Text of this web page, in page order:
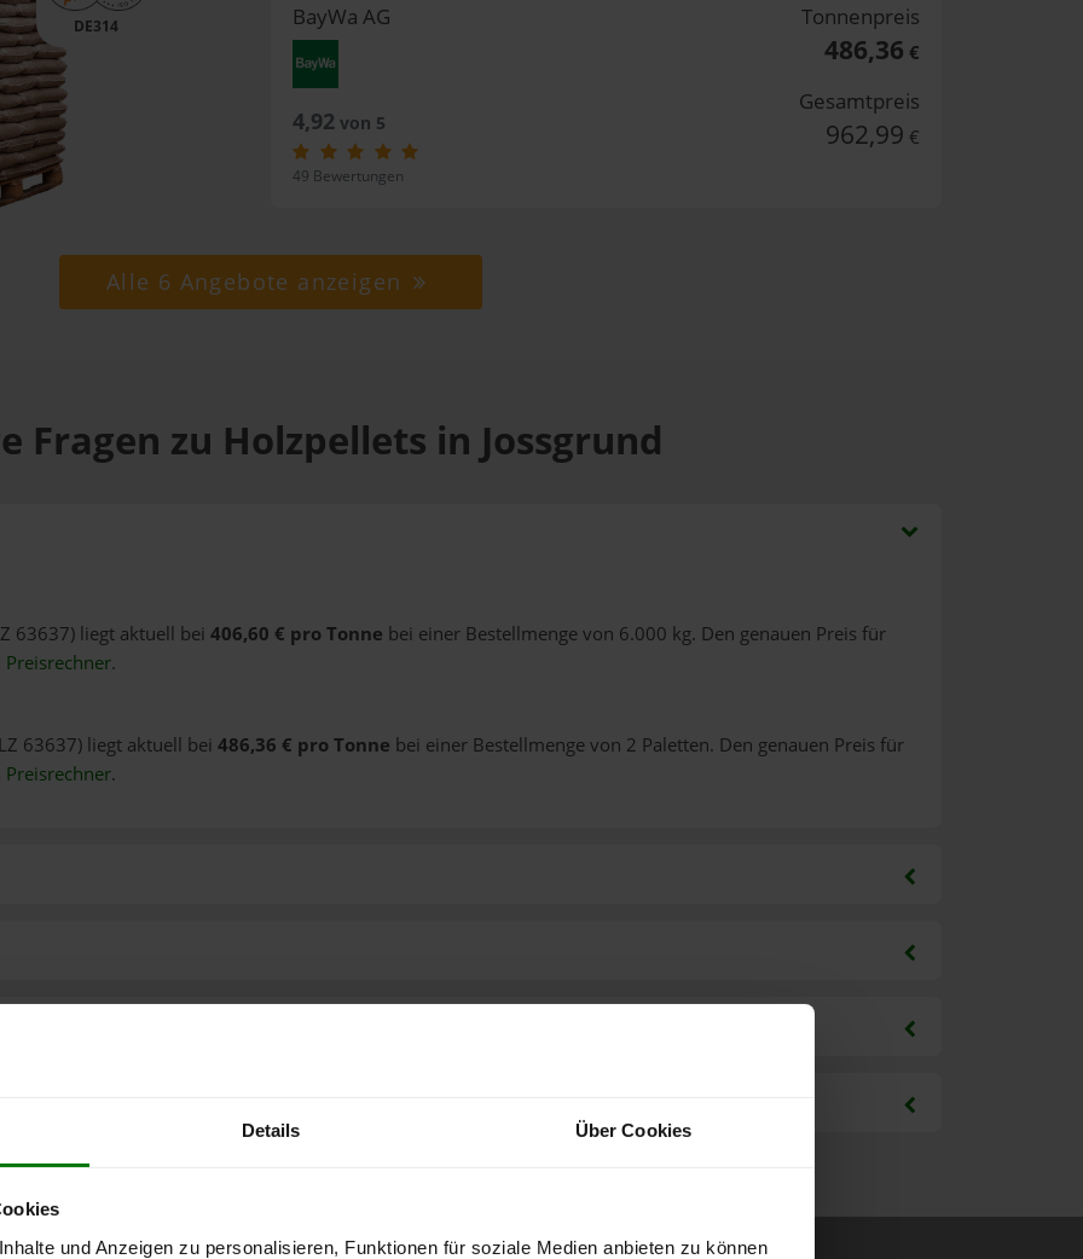
Details Über Cookies
und Anzeigen zu personalisieren, Funktionen für soziale Medien anbieten zu können
DE314 BayWa AG
4,92von 5
49 Bewertungen
Tonnenpreis
486,36 €
Gesamtpreis
962,99 €
Alle 6 Angebote anzeigen
Fragen zu Holzpellets in Jossgrund
63637) liegt aktuell bei 406,60 € pro Tonne bei einer Bestellmenge von 6.000 kg. Den genauen Preis für
Preisrechner.
63637) liegt aktuell bei 486,36 € pro Tonne bei einer Bestellmenge von 2 Paletten. Den genauen Preis für
Preisrechner.